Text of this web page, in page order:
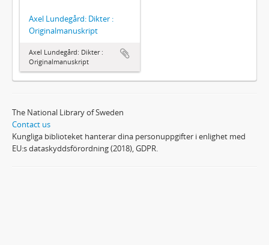
Axel Lundegård: Dikter :
Originalmanuskript
Axel Lundegård: Dikter :
Originalmanuskript
The National Library of Sweden
Contact us
Kungliga biblioteket hanterar dina personuppgifter i enlighet med
EU:s dataskyddsförordning (2018), GDPR.